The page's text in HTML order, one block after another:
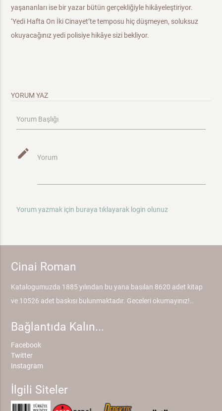
yaşananları ise bir yazar bütün gerçekliğiyle hikâyeleştiriyor.
‘Yedi Hafta On İki Cinayet’te temposu hiç düşmeyen, soluksuz
okuyacağınız yedi polisiye hikâye sizi bekliyor.
YORUM YAZ
Yorum Başlığı
mode_edit Yorum
Yorum yazmak için buraya tıklayarak login olunuz
Cinai Roman
Katalogumuzda 1885 yılından bu yana basılan 8620 adet kitap
ve 10526 adet baskısı bulunmaktadır. Geceleri okumayınız!..
Bağlantıda Kalın...
Facebook
Twitter
Instagram
İlgili Siteler